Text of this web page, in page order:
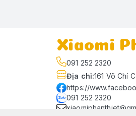
Xiaomi
091 252 2320
Địa chỉ:161 Võ Chí
https://
091 252 2320